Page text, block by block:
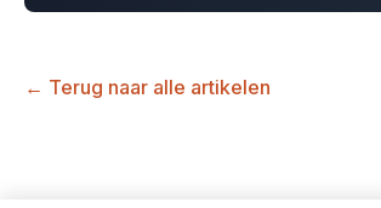
← Terug naar alle artikelen